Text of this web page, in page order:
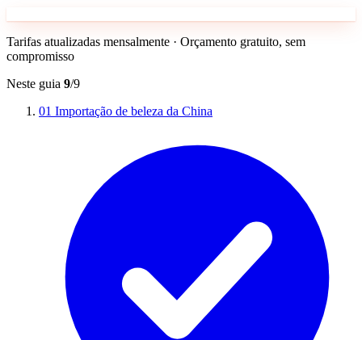
Tarifas atualizadas mensalmente · Orçamento gratuito, sem
compromisso
Neste guia 9/9
01 Importação de beleza da China